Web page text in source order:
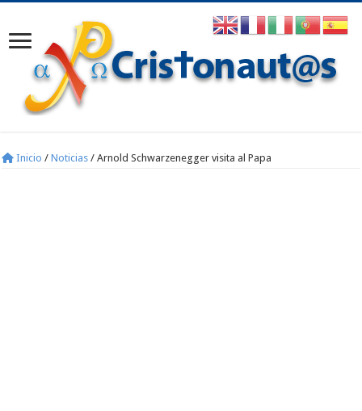
Inicio / Noticias / Arnold Schwarzenegger visita al Papa